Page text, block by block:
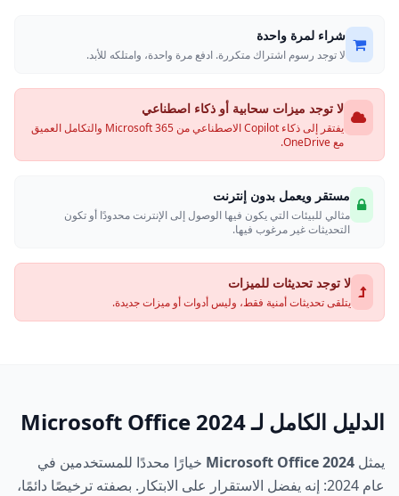
شراء لمرة واحدة
لا توجد رسوم اشتراك متكررة. ادفع مرة واحدة، وامتلكه للأبد.
لا توجد ميزات سحابية أو ذكاء اصطناعي
يفتقر إلى ذكاء Copilot الاصطناعي من Microsoft 365 والتكامل العميق
مع OneDrive.
مستقر ويعمل بدون إنترنت
مثالي للبيئات التي يكون فيها الوصول إلى الإنترنت محدودًا أو تكون
التحديثات غير مرغوب فيها.
لا توجد تحديثات للميزات
يتلقى تحديثات أمنية فقط، وليس أدوات أو ميزات جديدة.
الدليل الكامل لـ Microsoft Office 2024
يمثل Microsoft Office 2024 خيارًا محددًا للمستخدمين في
عام 2024: إنه يفضل الاستقرار على الابتكار. بصفته ترخيصًا دائمًا،